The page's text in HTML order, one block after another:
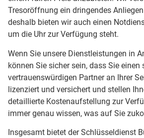
Tresoröffnung ein dringendes
deshalb bieten wir auch einen
um die Uhr zur Verfügung steht.
Wenn Sie unsere Dienstleistungen in
können Sie sicher sein, dass Sie einen
vertrauenswürdigen Partner an Ihrer
lizenziert und versichert und stellen
detaillierte Kostenaufstellung zur
immer genau wissen, was auf Sie
Insgesamt bietet der Schlüsseldienst